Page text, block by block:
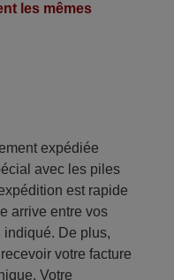
les mêmes
expédiée
avec les piles
est rapide
arrive entre vos
De plus,
votre facture
Votre